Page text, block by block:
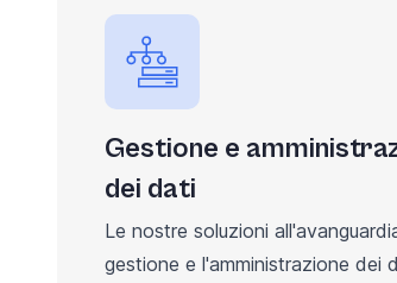
Gestione e
dei dati
Le nostre soluzioni
gestione e l'amministrazione dei